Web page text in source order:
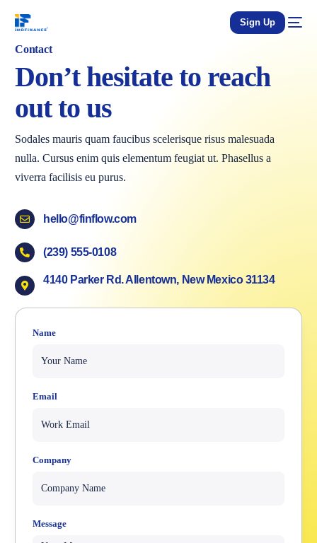
Sign Up
Contact
Don’t hesitate to reach
out to us
Sodales mauris quam faucibus scelerisque risus malesuada
nulla. Cursus enim quis elementum feugiat ut. Phasellus a
viverra facilisis eu purus.
hello@finflow.com
(239) 555-0108
4140 Parker Rd. Allentown, New Mexico 31134
Name
Email
Company
Message